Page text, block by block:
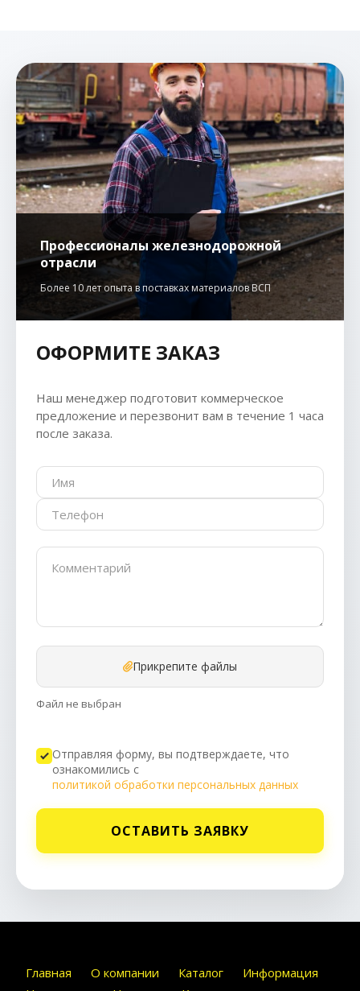
Профессионалы железнодорожной
отрасли
Более 10 лет опыта в поставках материалов ВСП
ОФОРМИТЕ ЗАКАЗ
Наш менеджер подготовит коммерческое
предложение и перезвонит вам в течение 1 часа
после заказа.
Прикрепите файлы
Файл не выбран
Отправляя форму, вы подтверждаете, что
ознакомились с
политикой обработки персональных данных
ОСТАВИТЬ ЗАЯВКУ
Главная О компании Каталог
Информация